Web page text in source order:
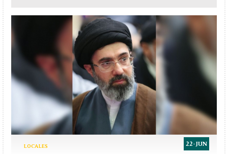
22-JUN
LOCALES